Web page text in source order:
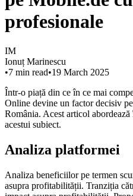
profesionale
IM
Ionuț Marinescu
•7 min read•19 March 2025
Într-o piață din ce în ce mai
Online devine un factor decisiv
România. Acest articol
acestui subiect.
Analiza platformei
Analiza beneficiilor pe termen
asupra profitabilității. Tranziția